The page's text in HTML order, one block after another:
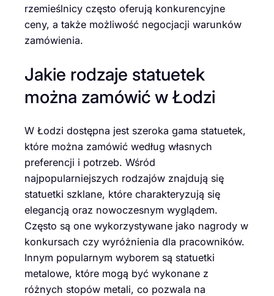
rzemieślnicy często oferują konkurencyjne
ceny, a także możliwość negocjacji warunków
zamówienia.
Jakie rodzaje statuetek
można zamówić w Łodzi
W Łodzi dostępna jest szeroka gama statuetek,
które można zamówić według własnych
preferencji i potrzeb. Wśród
najpopularniejszych rodzajów znajdują się
statuetki szklane, które charakteryzują się
elegancją oraz nowoczesnym wyglądem.
Często są one wykorzystywane jako nagrody w
konkursach czy wyróżnienia dla pracowników.
Innym popularnym wyborem są statuetki
metalowe, które mogą być wykonane z
różnych stopów metali, co pozwala na